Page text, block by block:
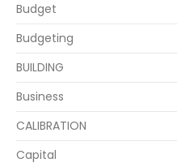
Budget
Budgeting
BUILDING
Business
CALIBRATION
Capital